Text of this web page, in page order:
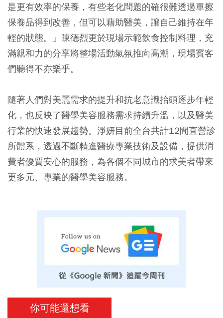
是更有效率的保養，有些老化問題的確很難透過單擦
保養品得到改善，但可以藉助醫美，讓自己維持在年
輕的狀態。」陳德烈更於現場示範飲食控制料理，充
滿親和力的分享將整場活動氣氛推向高潮，現場賓客
們聽得不亦樂乎。
隨著人們對美麗需求的提升和抗老意識抬頭逐步年輕
化，也反映了醫學美容服務需求持續升溫，以及醫美
行業的快速發展趨勢。淨妍目前全台共計12間直營診
所體系，透過不斷精進醫療專業技術及設備，提供消
費者優質安心的服務，為各個不同城市的求美者帶來
更多元、專業的醫學美容服務。
你可能還想看